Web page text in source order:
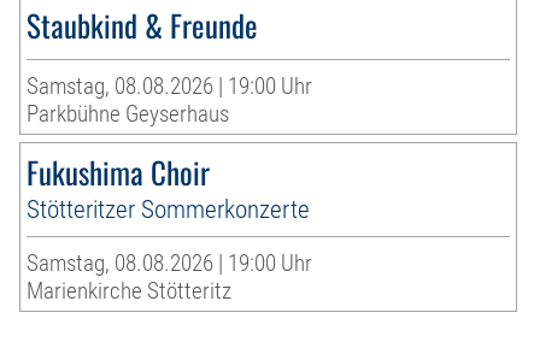
Staubkind & Freunde
Samstag, 08.08.2026 | 19:00 Uhr
Parkbühne Geyserhaus
Fukushima Choir
Stötteritzer Sommerkonzerte
Samstag, 08.08.2026 | 19:00 Uhr
Marienkirche Stötteritz